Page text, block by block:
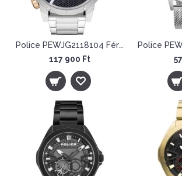
Police PEWJG2118104 Férfi Karóra - Vibe
117 900 Ft